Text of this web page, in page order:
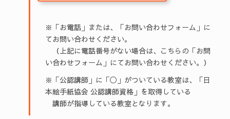
※「お電話」または、「お問い合わせフォーム」に
てお問い合わせください。
（上記に電話番号がない場合は、こちらの「お問
い合わせフォーム」にてお問い合わせください。）
※「公認講師」に「◯」がついている教室は、「日
本絵手紙協会 公認講師資格」を取得している
講師が指導している教室となります。